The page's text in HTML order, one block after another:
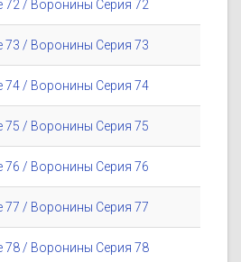
72 / Воронины Серия 72
73 / Воронины Серия 73
74 / Воронины Серия 74
75 / Воронины Серия 75
76 / Воронины Серия 76
77 / Воронины Серия 77
78 / Воронины Серия 78